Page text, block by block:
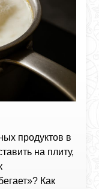
продуктов в
на плиту,
Как